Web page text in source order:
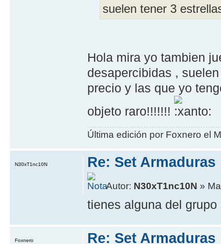
suelen tener 3
Hola mira yo tambien
desapercibidas ,
precio y las que yo
objeto raro!!!!!!!
Última edición por Foxnero el
Re: Set Armaduras
Autor: N30xT1nc10N »
tienes alguna del
N30xT1nc10N
Re: Set Armaduras
Foxnero